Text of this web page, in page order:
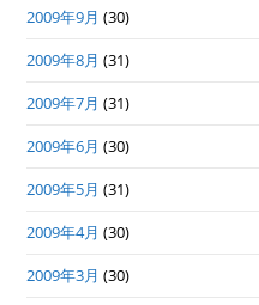
2009年9月 (30)
2009年8月 (31)
2009年7月 (31)
2009年6月 (30)
2009年5月 (31)
2009年4月 (30)
2009年3月 (30)